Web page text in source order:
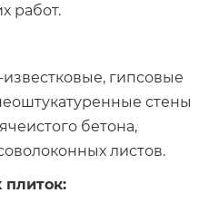
работ.
гипсовые
стены
бетона,
листов.